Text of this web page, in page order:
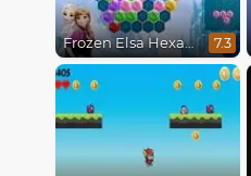
Frozen Elsa Hexagon Puzzle 7.3